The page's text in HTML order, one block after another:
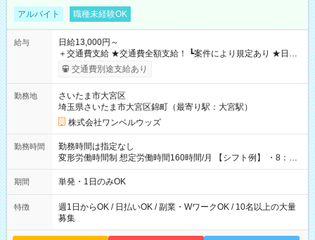
アルバイト 職種未経験OK
給与
日給13,000円～
＋交通費支給 ★交通費全額支給！ ┗案件により規定あり ★日払
いOK！（規定あり） ┗働いたその日に現金GET♪ お仕事後はコ
ンビニATMから 日払い分を引き落とせます！ 【試用期間】試
交通費別途支給あり
勤務地
さいたま市大宮区
埼玉県さいたま市大宮区錦町（最寄り駅：大宮駅）
株式会社ワンベルウッズ
勤務時間
勤務時間は指定なし
変形労働時間制 想定労働時間160時間/月 【シフト例】 ・8：00
～21：00
期間 単発・1日のみOK
特徴
週1日からOK / 日払いOK / 副業・WワークOK / 10名以上の大量
募集